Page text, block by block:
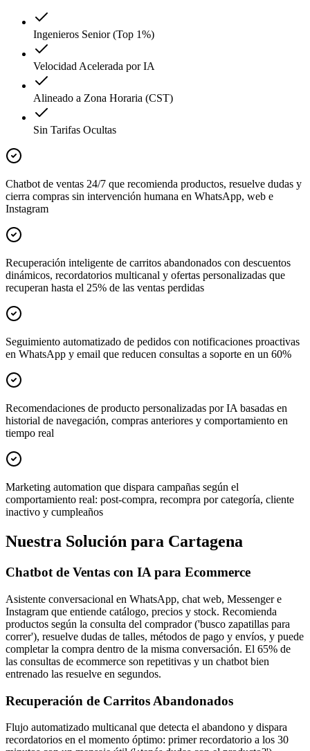
Ingenieros Senior (Top 1%)
Velocidad Acelerada por IA
Alineado a Zona Horaria (CST)
Sin Tarifas Ocultas
Chatbot de ventas 24/7 que recomienda productos, resuelve dudas y
cierra compras sin intervención humana en WhatsApp, web e
Instagram
Recuperación inteligente de carritos abandonados con descuentos
dinámicos, recordatorios multicanal y ofertas personalizadas que
recuperan hasta el 25% de las ventas perdidas
Seguimiento automatizado de pedidos con notificaciones proactivas
en WhatsApp y email que reducen consultas a soporte en un 60%
Recomendaciones de producto personalizadas por IA basadas en
historial de navegación, compras anteriores y comportamiento en
tiempo real
Marketing automation que dispara campañas según el
comportamiento real: post-compra, recompra por categoría, cliente
inactivo y cumpleaños
Nuestra Solución para Cartagena
Chatbot de Ventas con IA para Ecommerce
Asistente conversacional en WhatsApp, chat web, Messenger e
Instagram que entiende catálogo, precios y stock. Recomienda
productos según la consulta del comprador ('busco zapatillas para
correr'), resuelve dudas de talles, métodos de pago y envíos, y puede
completar la compra dentro de la misma conversación. El 65% de
las consultas de ecommerce son repetitivas y un chatbot bien
entrenado las resuelve en segundos.
Recuperación de Carritos Abandonados
Flujo automatizado multicanal que detecta el abandono y dispara
recordatorios en el momento óptimo: primer recordatorio a los 30